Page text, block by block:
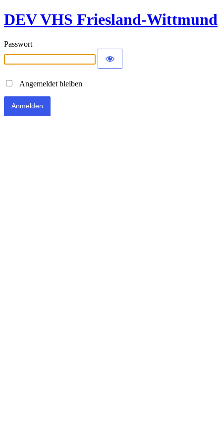
DEV VHS Friesland-Wittmund
Passwort
Angemeldet bleiben